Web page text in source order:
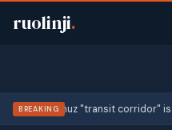
ruolinji.
BREAKING
of Hormuz "transit corridor" is